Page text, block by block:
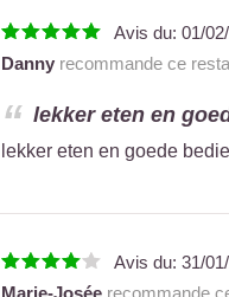
Avis du: 01/
Dannyrecommande ce
lekker eten en
lekker eten en goede
Avis du: 31/
Marie-Joséerecommande